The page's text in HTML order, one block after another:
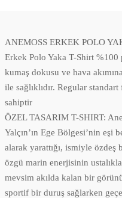
ANEMOSS ERKEK POLO
Erkek Polo Yaka T-Shirt
kumaş dokusu ve hava
ile sağlıklıdır. Regular
sahiptir
ÖZEL TASARIM T-SHIRT:
Yalçın’ın Ege Bölgesi’nin
alarak yarattığı, ismiyle
özgü marin enerjisinin
mevsim akılda kalan bir
sportif bir duruş sağlarken